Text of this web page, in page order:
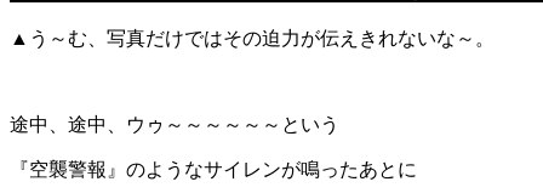
▲う～む、写真だけではその迫力が伝えきれないな～。
途中、途中、ウゥ～～～～～～という
『空襲警報』のようなサイレンが鳴ったあとに